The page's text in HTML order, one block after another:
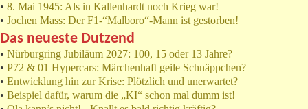
• 8. Mai 1945: Als in Kallenhardt noch Krieg war!
• Jochen Mass: Der F1-“Malboro“-Mann ist gestorben!
Das neueste Dutzend
• Nürburgring Jubiläum 2027: 100, 15 oder 13 Jahre?
• P72 & 01 Hypercars: Märchenhaft geile Schnäppchen?
• Entwicklung hin zur Krise: Plötzlich und unerwartet?
• Beispiel dafür, warum die „KI“ schon mal dumm ist!